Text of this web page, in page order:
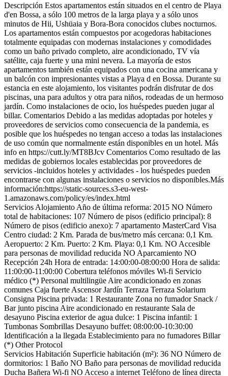
Descripción Estos apartamentos están situados en el centro de Playa
d'en Bossa, a sólo 100 metros de la larga playa y a sólo unos
minutos de Hii, Ushüaia y Bora-Bora conocidos clubes nocturnos.
Los apartamentos están compuestos por acogedoras habitaciones
totalmente equipadas con modernas instalaciones y comodidades
como un baño privado completo, aire acondicionado, TV vía
satélite, caja fuerte y una mini nevera. La mayoría de estos
apartamentos también están equipados con una cocina americana y
un balcón con impresionantes vistas a Playa d en Bossa. Durante su
estancia en este alojamiento, los visitantes podrán disfrutar de dos
piscinas, una para adultos y otra para niños, rodeadas de un hermoso
jardín. Como instalaciones de ocio, los huéspedes pueden jugar al
billar. Comentarios Debido a las medidas adoptadas por hoteles y
proveedores de servicios como consecuencia de la pandemia, es
posible que los huéspedes no tengan acceso a todas las instalaciones
de uso común que normalmente están disponibles en un hotel. Más
info en https://cutt.ly/MT8BJcv Comentarios Como resultado de las
medidas de gobiernos locales establecidas por proveedores de
servicios -incluidos hoteles y actividades - los huéspedes pueden
encontrarse con algunas instalaciones o servicios no disponibles.Más
información:https://static-sources.s3-eu-west-
1.amazonaws.com/policy/es/index.html
Servicios Alojamiento Año de última reforma: 2015 NO Número
total de habitaciones: 107 Número de pisos (edificio principal): 8
Número de pisos (edificio anexo): 7 apartamento MasterCard Visa
Centro ciudad: 2 Km. Parada de bus/metro más cercana: 0,1 Km.
Aeropuerto: 2 Km. Puerto: 2 Km. Playa: 0,1 Km. NO Accesible
para personas de movilidad reducida NO Aparcamiento NO
Recepción 24h Hora de entrada: 14:00:00-08:00:00 Hora de salida:
11:00:00-11:00:00 Cobertura teléfonos móviles Wi-fi Servicio
médico (*) Personal multilingüe Aire acondicionado en zonas
comunes Caja fuerte Ascensor Jardín Terraza Terraza Solarium
Consigna Piscina privada: 1 Restaurante Zona no fumador Snack /
Bar junto piscina Aire acondicionado en restaurante Sala de
desayuno Piscina exterior de agua dulce: 1 Piscina infantil: 1
Tumbonas Sombrillas Desayuno buffet: 08:00:00-10:30:00
Identificación a la llegada Establecimiento para no fumadores Billar
(*) Other Protocol
Servicios Habitación Superficie habitación (m²): 36 NO Número de
dormitorios: 1 Baño NO Baño para personas de movilidad reducida
Ducha Bañera Wi-fi NO Acceso a internet Teléfono de línea directa